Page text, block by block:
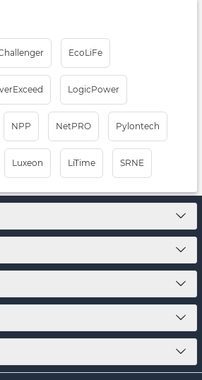
EcoLiFe
LogicPower
NPP NetPRO Pylontech
Luxeon LiTimе SRNE